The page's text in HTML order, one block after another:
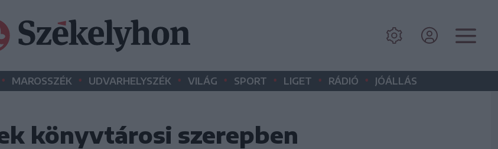
• MAROSSZÉK • UDVARHELYSZÉK • VILÁG • SPORT • LIGET • RÁDIÓ • JÓÁLLÁS
könyvtárosi szerepben